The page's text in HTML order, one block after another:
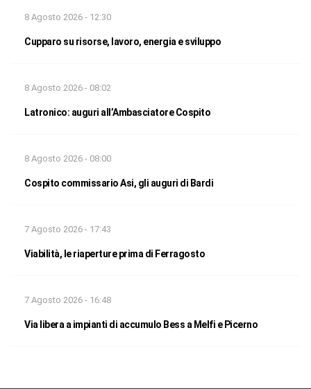
8 Agosto 2026 - 12:30
Cupparo su risorse, lavoro, energia e sviluppo
8 Agosto 2026 - 08:02
Latronico: auguri all’Ambasciatore Cospito
8 Agosto 2026 - 08:00
Cospito commissario Asi, gli auguri di Bardi
7 Agosto 2026 - 17:43
Viabilità, le riaperture prima di Ferragosto
7 Agosto 2026 - 16:48
Via libera a impianti di accumulo Bess a Melfi e Picerno